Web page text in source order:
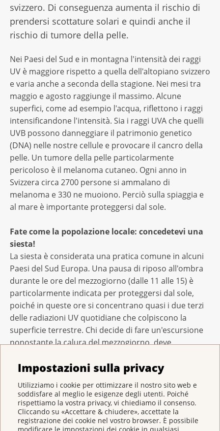
Impostazioni sulla privacy
Utilizziamo i cookie per ottimizzare il nostro sito web e
soddisfare al meglio le esigenze degli utenti. Poiché
rispettiamo la vostra privacy, vi chiediamo il consenso.
Cliccando su «Accettare & chiudere», accettate la
registrazione dei cookie nel vostro browser. È possibile
svizzero. Di conseguenza aumenta il rischio di
prendersi scottature solari e quindi anche il
rischio di tumore della pelle.
Nei Paesi del Sud e in montagna l'intensità dei raggi
UV è maggiore rispetto a quella dell'altopiano svizzero
e varia anche a seconda della stagione. Nei mesi tra
maggio e agosto raggiunge il massimo. Alcune
superfici, come ad esempio l'acqua, riflettono i raggi
intensificandone l'intensità. Sia i raggi UVA che quelli
UVB possono danneggiare il patrimonio genetico
(DNA) nelle nostre cellule e provocare il cancro della
pelle. Un tumore della pelle particolarmente
pericoloso è il melanoma cutaneo. Ogni anno in
Svizzera circa 2700 persone si ammalano di
melanoma e 330 ne muoiono. Perciò sulla spiaggia e
al mare è importante proteggersi dal sole.
Fate come la popolazione locale: concedetevi una
siesta!
La siesta è considerata una pratica comune in alcuni
Paesi del Sud Europa. Una pausa di riposo all'ombra
durante le ore del mezzogiorno (dalle 11 alle 15) è
particolarmente indicata per proteggersi dal sole,
poiché in queste ore si concentrano quasi i due terzi
delle radiazioni UV quotidiane che colpiscono la
superficie terrestre. Chi decide di fare un'escursione
nonostante la calura del mezzogiorno, deve
cappello, occhiali da sole e crema solare.
Il contributo della Lega contro il cancro per la
protezione solare
Affinché le scottature solari non ci sorprendano
durante le vacanze estive, la Lega contro il cancro